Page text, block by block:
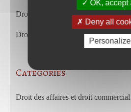
Droit du travail – juin 2026
Droit commercial et des affaires –
Categories
Droit des affaires et droit commercial
OK, accept
Deny all
Personalize